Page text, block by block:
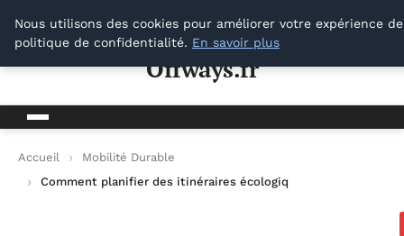
Offways.fr
Offways.fr
Accueil
Mobilité Durable
Comment planifier des itinéraires écologiques pour vos
Nous utilisons des cookies pour améliorer votre expérience
politique de confidentialité. En savoir plus